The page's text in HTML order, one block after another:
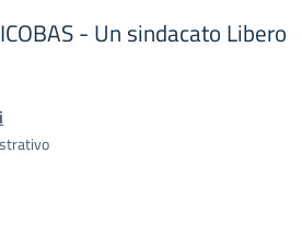
- Un sindacato Libero